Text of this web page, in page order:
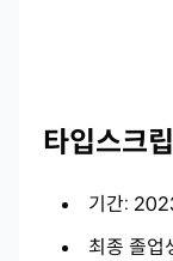
타입스크
기간:
최종 졸업